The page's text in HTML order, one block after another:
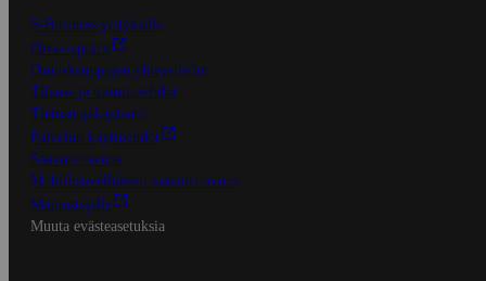
S-Business yrityksille
Oiva-raportit
Osuuskauppojen yhteystiedot
Tilaus- ja toimitusehdot
Tietosuojakäytäntö
Palvelun käyttöehdot
Saavutettavuus
Mobiilisovelluksen saavutettavuus
Mainostajalle
Muuta evästeasetuksia